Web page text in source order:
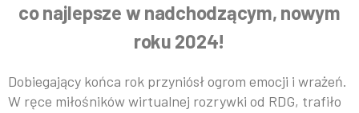
co najlepsze w nadchodzącym, nowym
roku 2024!
Dobiegający końca rok przyniósł ogrom emocji i wrażeń.
W ręce miłośników wirtualnej rozrywki od RDG, trafiło